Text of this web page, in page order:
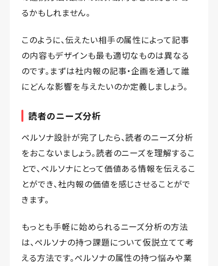
るかもしれません。
このように、伝えたい相手の属性によって記事
の内容もデザインも最も適切なものは異なる
のです。まずは社内報の記事・企画を通して誰
にどんな影響を与えたいのか定義しましょう。
読者のニーズ分析
ペルソナ設計が完了したら、読者のニーズ分析
をおこないましょう。読者のニーズを理解するこ
とで、ペルソナにとって価値ある情報を伝えるこ
とができ、社内報の価値を感じさせることがで
きます。
もっとも手軽に始められるニーズ分析の方法
は、ペルソナの持つ課題について仮説立てて考
える方法です。ペルソナの属性の持つ悩みや業